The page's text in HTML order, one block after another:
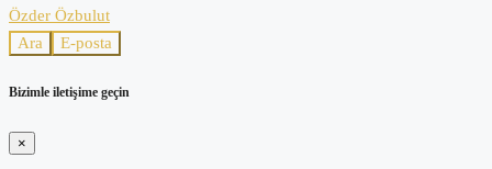
Özder Özbulut
Ara
E-posta
Bizimle iletişime geçin
×